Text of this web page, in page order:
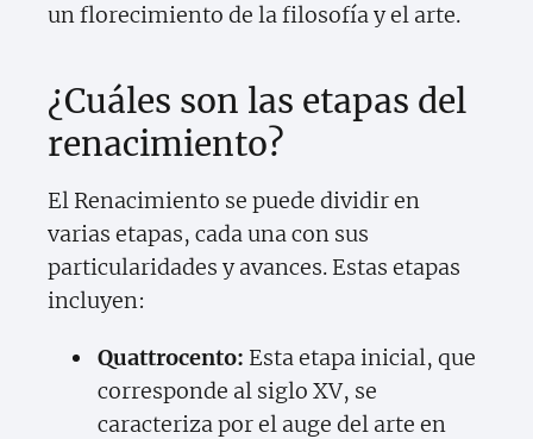
un florecimiento de la filosofía y el arte.
¿Cuáles son las etapas del
renacimiento?
El Renacimiento se puede dividir en
varias etapas, cada una con sus
particularidades y avances. Estas etapas
incluyen:
Quattrocento: Esta etapa inicial, que
corresponde al siglo XV, se
caracteriza por el auge del arte en